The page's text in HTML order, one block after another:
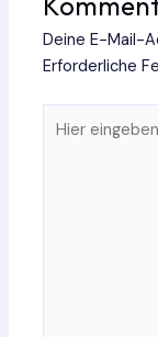
Deine E-Mail-
Erforderliche
eingeben…